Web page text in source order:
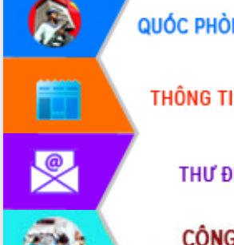
HĐND tỉnh thông qua điều chỉnh Quy
hoạch tỉnh thời kỳ 2021-2030
Hội thảo góp ý hồ sơ điều chỉnh quy
hoạch tỉnh Đắk Lắk thời kỳ 2021-2030,
tầm nhìn đến năm 2050
Nâng cao hiệu quả hoạt động của các
doanh nghiệp nhà nước
Hội nghị triển khai kết nối mạng
truyền số liệu chuyên dùng phục vụ cơ
quan Đảng, Nhà nước
Lễ phát động chuỗi hoạt động chung
tay làm sạch môi trường
Xã Ea Kar bước chuyển mình trong
công tác cải cách hành chính mô hình